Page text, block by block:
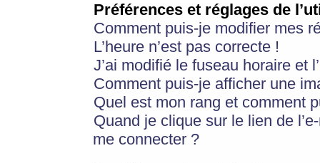
Préférences et réglages de
Comment puis-je modifier mes
L’heure n’est pas correcte !
J’ai modifié le fuseau horaire et
Comment puis-je afficher une
Quel est mon rang et comment
Quand je clique sur le lien de
me connecter ?